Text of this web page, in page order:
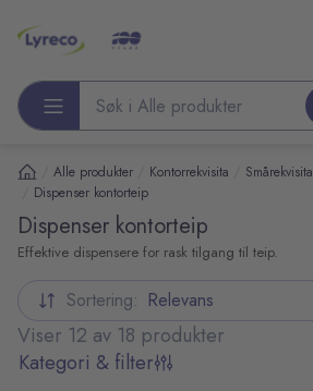
Søk etter produkter
Alle produkter Kontorrekvisita Smårekvisita
Dispenser kontorteip
Dispenser kontorteip
Effektive dispensere for rask tilgang til teip.
Kategori & filter
Viser 12 av 18 produkter
Sortering: Relevans